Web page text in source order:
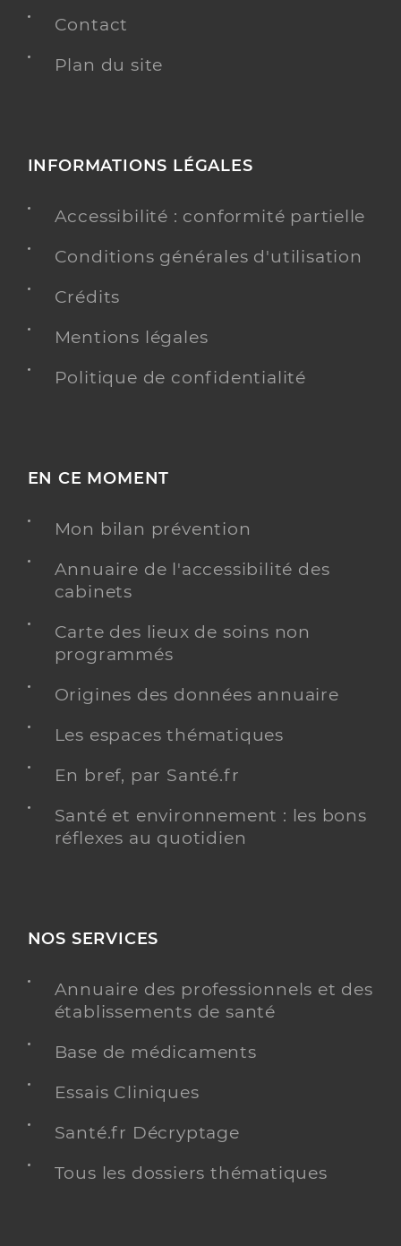
Contact
Plan du site
INFORMATIONS LÉGALES
Accessibilité : conformité partielle
Conditions générales d'utilisation
Crédits
Mentions légales
Politique de confidentialité
EN CE MOMENT
Mon bilan prévention
Annuaire de l'accessibilité des
cabinets
Carte des lieux de soins non
programmés
Origines des données annuaire
Les espaces thématiques
En bref, par Santé.fr
Santé et environnement : les bons
réflexes au quotidien
NOS SERVICES
Annuaire des professionnels et des
établissements de santé
Base de médicaments
Essais Cliniques
Santé.fr Décryptage
Tous les dossiers thématiques